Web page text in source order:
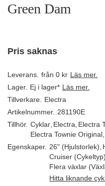
Green Dam
Pris saknas
Leverans. från 0 kr Läs mer.
Lager. Ej i lager* Läs mer.
Tillverkare.
Electra
Artikelnummer. 281190E
Tillhör. Cyklar Electra Electra
Electra Townie Original
Egenskaper. 26" (Hjulstorlek)
Cruiser (Cykeltyp)
Flera växlar
Hitta liknande